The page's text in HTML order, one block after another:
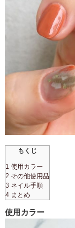
もくじ
1 使用カラー
2 その他使用品
3 ネイル手順
4 まとめ
使用カラー